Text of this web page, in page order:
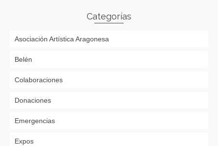
Categorías
Asociación Artística Aragonesa
Belén
Colaboraciones
Donaciones
Emergencias
Expos